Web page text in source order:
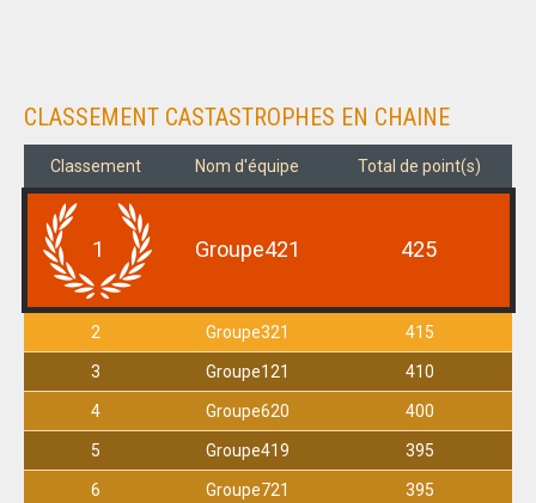
CLASSEMENT CASTASTROPHES EN CHAINE
Classement Nom d'équipe Total de point(s)
1 Groupe421 425
2 Groupe321 415
3 Groupe121 410
4 Groupe620 400
5 Groupe419 395
6 Groupe721 395